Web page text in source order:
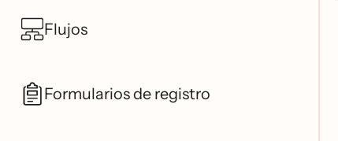
Flujos
Formularios de registro